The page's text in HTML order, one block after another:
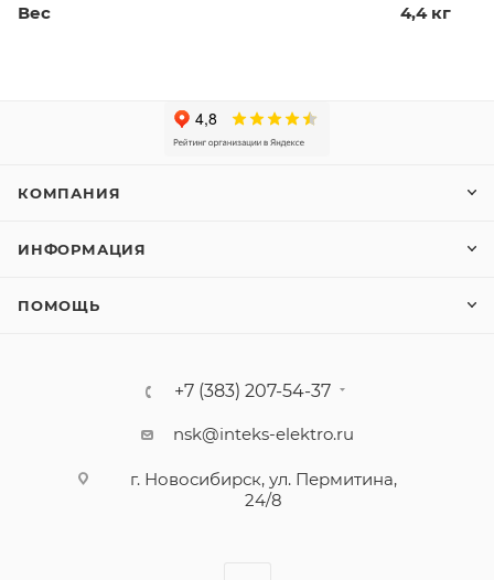
Вес 4,4 кг
КОМПАНИЯ
ИНФОРМАЦИЯ
ПОМОЩЬ
+7 (383) 207-54-37
nsk@inteks-elektro.ru
г. Новосибирск, ул. Пермитина,
24/8